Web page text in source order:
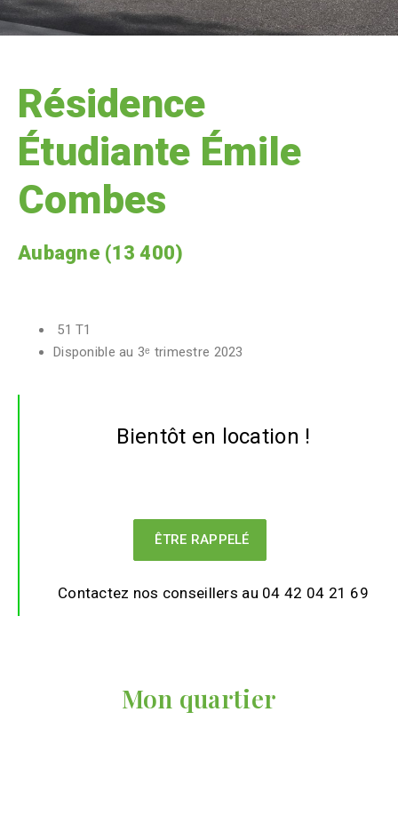
Résidence
Étudiante Émile
Combes
Aubagne (13 400)
51 T1
Disponible au 3ᵉ trimestre 2023
Bientôt en location !
ÊTRE RAPPELÉ
Contactez nos conseillers au 04 42 04 21 69
Mon quartier